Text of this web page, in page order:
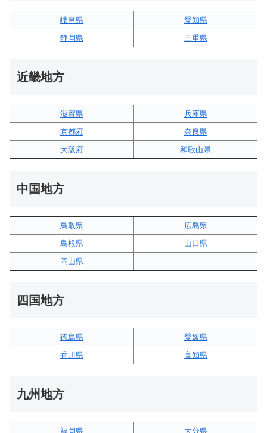
岐阜県
愛知県
静岡県
三重県
近畿地方
滋賀県
兵庫県
京都府
奈良県
大阪府
和歌山県
中国地方
鳥取県
広島県
島根県
山口県
岡山県
–
四国地方
徳島県
愛媛県
香川県
高知県
九州地方
福岡県 大分県